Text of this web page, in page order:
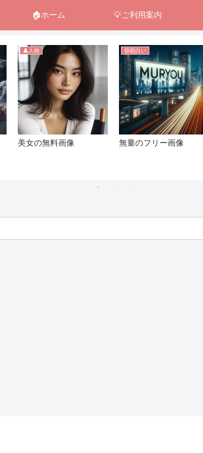
🏠ホーム 💡ご利用案内
👤人物
美女の無料画像
😄面白い
無量のフリー画像